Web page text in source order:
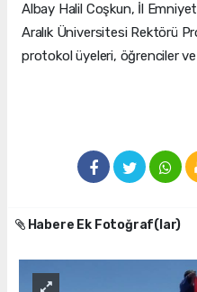
Albay Halil Coşkun, İl
Aralık Üniversitesi Rektörü
protokol üyeleri, öğrenciler ve
Habere Ek Fotoğraf(lar)